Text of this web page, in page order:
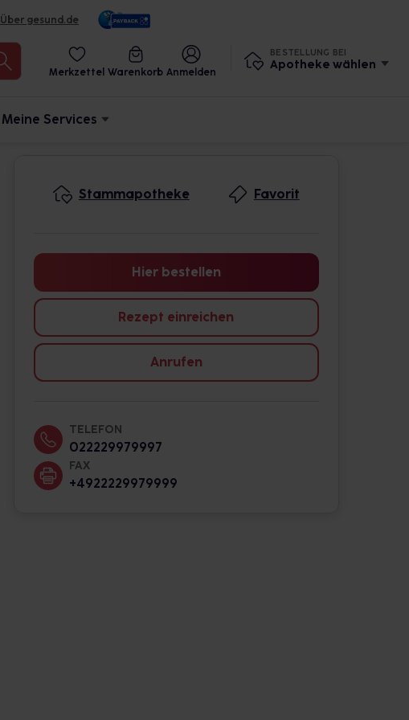
Über gesund.de
Merkzettel Warenkorb Anmelden
BESTELLUNG BEI
Apotheke wählen
Meine Services
Stammapotheke Favorit
Hier bestellen
Rezept einreichen
Anrufen
TELEFON
022229979997
FAX
+4922229979999